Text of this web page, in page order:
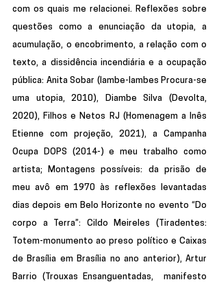
com os quais me relacionei. Reflexões sobre
questões como a enunciação da utopia, a
acumulação, o encobrimento, a relação com o
texto, a dissidência incendiária e a ocupação
pública: Anita Sobar (lambe-lambes Procura-se
uma utopia, 2010), Diambe Silva (Devolta,
2020), Filhos e Netos RJ (Homenagem a Inês
Etienne com projeção, 2021), a Campanha
Ocupa DOPS (2014-) e meu trabalho como
artista; Montagens possíveis: da prisão de
meu avô em 1970 às reflexões levantadas
dias depois em Belo Horizonte no evento “Do
corpo a Terra”: Cildo Meireles (Tiradentes:
Totem-monumento ao preso político e Caixas
de Brasília em Brasília no ano anterior), Artur
Barrio (Trouxas Ensanguentadas,  manifesto